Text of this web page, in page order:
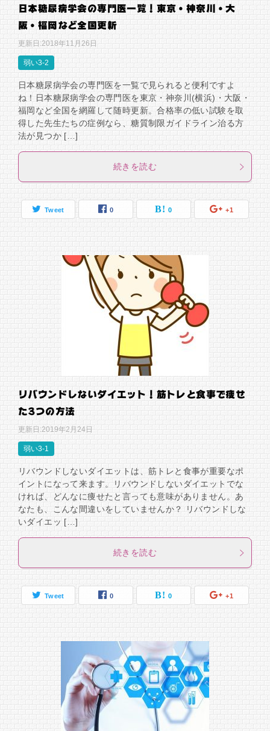
日本糖尿病学会の専門医一覧！東京・神奈川・大
阪・福岡など全国更新
更新日:2018年11月26日
弱い3-2
日本糖尿病学会の専門医を一覧で見られると便利ですよ
ね！日本糖尿病学会の専門医を東京・神奈川(横浜)・大阪・
福岡など全国を網羅して随時更新。合格率の低い試験を取
得した先生たちの症例なら、糖質制限ガイドライン治る方
法が見つか […]
続きを読む
Tweet 0 0 +1
リバウンドしないダイエット！筋トレと食事で痩せ
た3つの方法
更新日:2019年2月24日
弱い3-1
リバウンドしないダイエットは、筋トレと食事が重要なポ
イントになって来ます。リバウンドしないダイエットでな
ければ、どんなに痩せたと言っても意味がありません。あ
なたも、こんな間違いをしていませんか？ リバウンドしな
いダイエッ […]
続きを読む
Tweet 0 0 +1